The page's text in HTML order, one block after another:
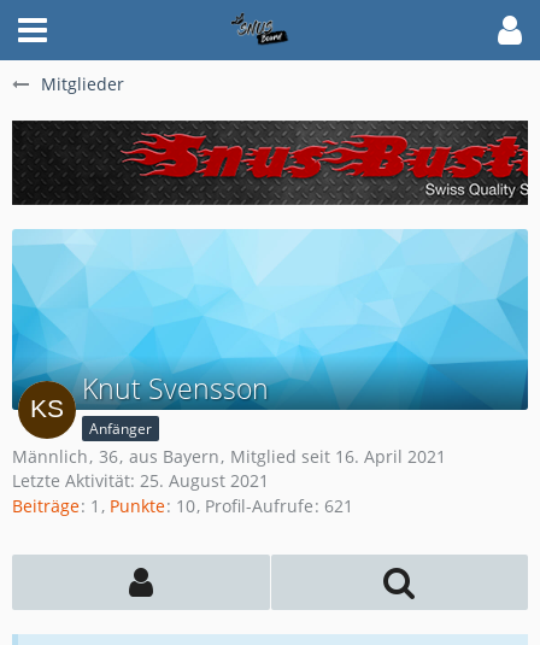
Mitglieder
Knut Svensson
Anfänger
Männlich 36 aus Bayern Mitglied seit 16. April 2021
Letzte Aktivität: 25. August 2021
Beiträge 1 Punkte 10 Profil-Aufrufe 621